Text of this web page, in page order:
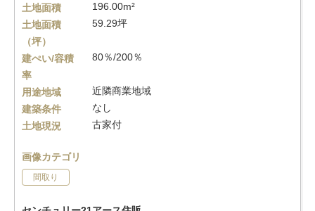
土地面積
196.00m²
土地面積
（坪）
59.29坪
建ぺい/容積
率
80％/200％
用途地域
近隣商業地域
建築条件
なし
土地現況
古家付
画像カテゴリ
間取り